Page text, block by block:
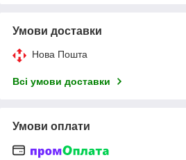
Умови доставки
Нова Пошта
Всі умови доставки
Умови оплати